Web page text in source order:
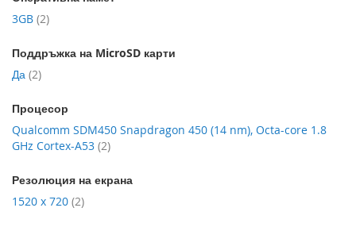
3GB 2артикул
Поддръжка на MicroSD карти
Да 2артикул
Процесор
Qualcomm SDM450 Snapdragon 450 (14 nm), Octa-core 1.8
GHz Cortex-A53 2артикул
Резолюция на екрана
1520 x 720 2артикул